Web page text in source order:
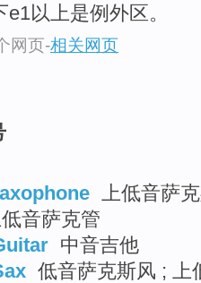
e1以上是例外区。
网页-相关网页
上低音萨
音萨克管
中音吉他
低音萨克斯风 ; 上